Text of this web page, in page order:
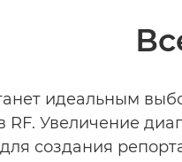
идеальным
RF. Увеличение
для создания